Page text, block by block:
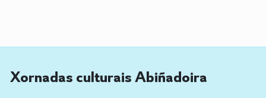
Xornadas culturais Abiñadoira